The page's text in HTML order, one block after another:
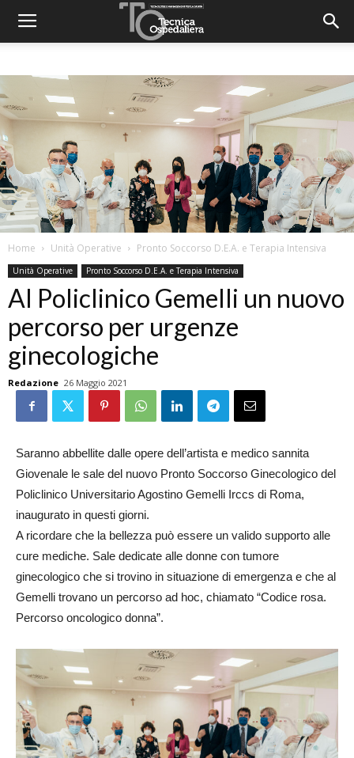
Home Unità Operative Pronto Soccorso D.E.A. e Terapia Intensiva
Unità Operative Pronto Soccorso D.E.A. e Terapia Intensiva
Al Policlinico Gemelli un nuovo
percorso per urgenze
ginecologiche
Redazione 26 Maggio 2021
Saranno abbellite dalle opere dell’artista e medico sannita
Giovenale le sale del nuovo Pronto Soccorso Ginecologico del
Policlinico Universitario Agostino Gemelli Irccs di Roma,
inaugurato in questi giorni.
A ricordare che la bellezza può essere un valido supporto alle
cure mediche. Sale dedicate alle donne con tumore
ginecologico che si trovino in situazione di emergenza e che al
Gemelli trovano un percorso ad hoc, chiamato “Codice rosa.
Percorso oncologico donna”.